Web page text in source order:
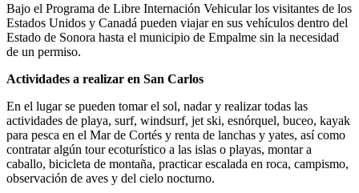
Bajo el Programa de Libre Internación Vehicular los visitantes de los
Estados Unidos y Canadá pueden viajar en sus vehículos dentro del
Estado de Sonora hasta el municipio de Empalme sin la necesidad
de un permiso.
Actividades a realizar en San Carlos
En el lugar se pueden tomar el sol, nadar y realizar todas las
actividades de playa, surf, windsurf, jet ski, esnórquel, buceo, kayak
para pesca en el Mar de Cortés y renta de lanchas y yates, así como
contratar algún tour ecoturístico a las islas o playas, montar a
caballo, bicicleta de montaña, practicar escalada en roca, campismo,
observación de aves y del cielo nocturno.